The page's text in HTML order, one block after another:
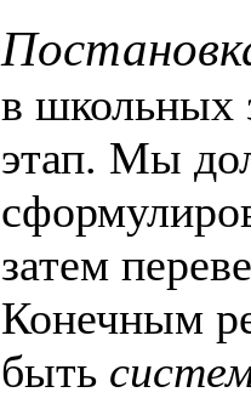
в школьных
этап. Мы
затем
Конечным
быть